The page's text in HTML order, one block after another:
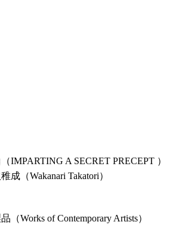
IMPARTING A SECRET PRECEPT ）
成（Wakanari Takatori）
（Works of Contemporary Artists）